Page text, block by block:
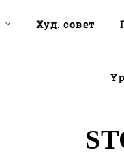
Худ. совет